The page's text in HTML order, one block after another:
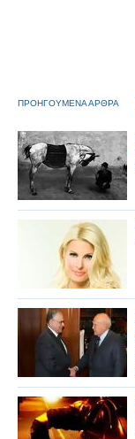
ΠΡΟΗΓΟΥΜΕΝΑ ΑΡΘΡΑ